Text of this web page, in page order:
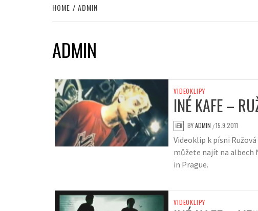
HOME ADMIN
ADMIN
VIDEOKLIPY
INÉ KAFE –
BYADMIN /15.9.2011
Videoklip k písni
můžete najít na albech
in Prague.
VIDEOKLIPY